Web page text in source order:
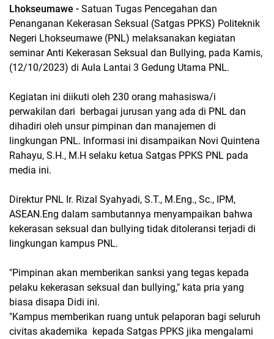
Lhokseumawe - Satuan Tugas Pencegahan dan
Penanganan Kekerasan Seksual (Satgas PPKS) Politeknik
Negeri Lhokseumawe (PNL) melaksanakan kegiatan
seminar Anti Kekerasan Seksual dan Bullying, pada Kamis,
(12/10/2023) di Aula Lantai 3 Gedung Utama PNL.
Kegiatan ini diikuti oleh 230 orang mahasiswa/i
perwakilan dari berbagai jurusan yang ada di PNL dan
dihadiri oleh unsur pimpinan dan manajemen di
lingkungan PNL. Informasi ini disampaikan Novi Quintena
Rahayu, S.H., M.H selaku ketua Satgas PPKS PNL pada
media ini.
Direktur PNL Ir. Rizal Syahyadi, S.T., M.Eng., Sc., IPM,
ASEAN.Eng dalam sambutannya menyampaikan bahwa
kekerasan seksual dan bullying tidak ditoleransi terjadi di
lingkungan kampus PNL.
"Pimpinan akan memberikan sanksi yang tegas kepada
pelaku kekerasan seksual dan bullying," kata pria yang
biasa disapa Didi ini.
"Kampus memberikan ruang untuk pelaporan bagi seluruh
civitas akademika kepada Satgas PPKS jika mengalami